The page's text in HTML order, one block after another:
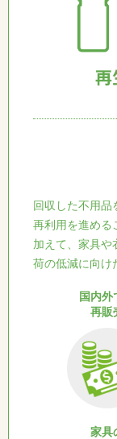
回収した不用品
再利用を進める
加えて、家具や
荷の低減に向け
国内外
再販
家具